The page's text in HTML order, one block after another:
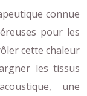
connue
pour les
cette chaleur
les tissus
une